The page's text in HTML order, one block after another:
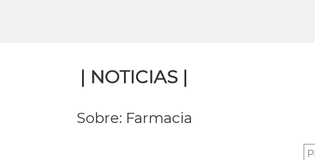
| NOTICIAS |
Sobre: Farmacia